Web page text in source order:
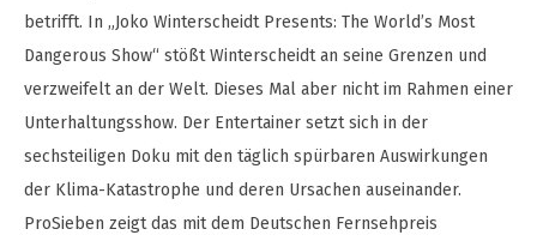
betrifft. In „Joko Winterscheidt Presents: The World’s Most
Dangerous Show“ stößt Winterscheidt an seine Grenzen und
verzweifelt an der Welt. Dieses Mal aber nicht im Rahmen einer
Unterhaltungsshow. Der Entertainer setzt sich in der
sechsteiligen Doku mit den täglich spürbaren Auswirkungen
der Klima-Katastrophe und deren Ursachen auseinander.
ProSieben zeigt das mit dem Deutschen Fernsehpreis